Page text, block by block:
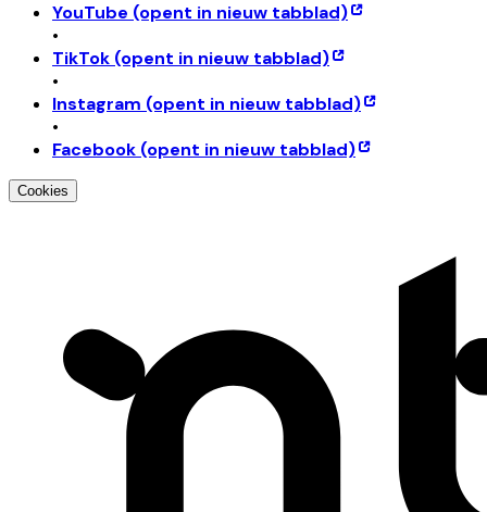
YouTube (opent in nieuw tabblad)
•
TikTok (opent in nieuw tabblad)
•
Instagram (opent in nieuw tabblad)
•
Facebook (opent in nieuw tabblad)
Cookies